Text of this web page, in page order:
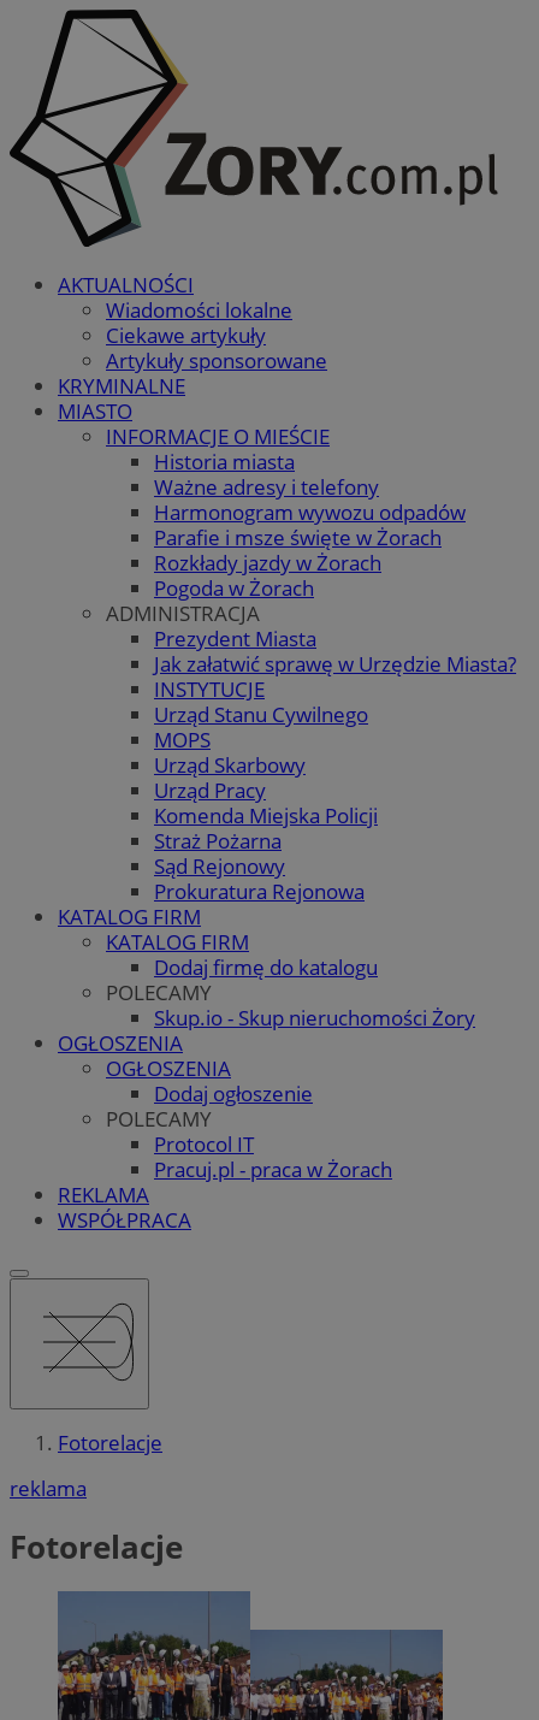
AKTUALNOŚCI
Wiadomości lokalne
Ciekawe artykuły
Artykuły sponsorowane
KRYMINALNE
MIASTO
INFORMACJE O MIEŚCIE
Historia miasta
Ważne adresy i telefony
Harmonogram wywozu odpadów
Parafie i msze święte w Żorach
Rozkłady jazdy w Żorach
Pogoda w Żorach
ADMINISTRACJA
Prezydent Miasta
Jak załatwić sprawę w Urzędzie Miasta?
INSTYTUCJE
Urząd Stanu Cywilnego
MOPS
Urząd Skarbowy
Urząd Pracy
Komenda Miejska Policji
Straż Pożarna
Sąd Rejonowy
Prokuratura Rejonowa
KATALOG FIRM
KATALOG FIRM
Dodaj firmę do katalogu
POLECAMY
Skup.io - Skup nieruchomości Żory
OGŁOSZENIA
OGŁOSZENIA
Dodaj ogłoszenie
POLECAMY
Protocol IT
Pracuj.pl - praca w Żorach
REKLAMA
WSPÓŁPRACA
Fotorelacje
reklama
Fotorelacje